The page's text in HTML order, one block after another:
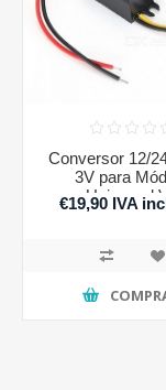
Conversor 12/
3V para
Universal
€19,90 IVA